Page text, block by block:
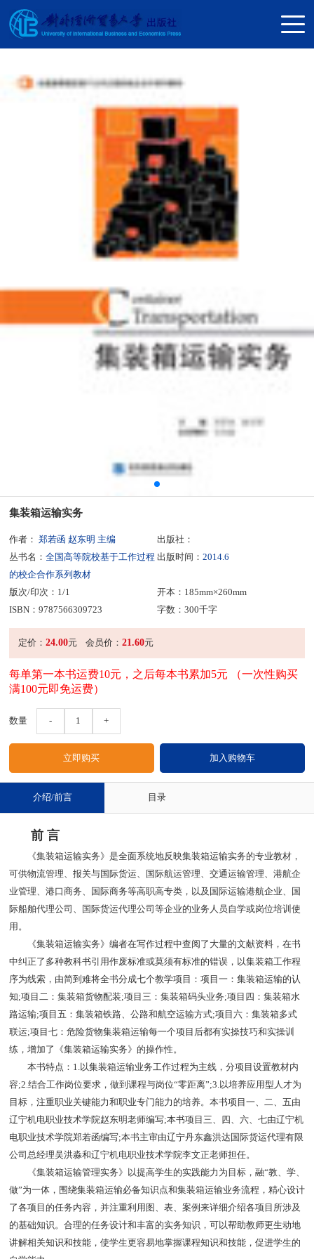
集装箱运输实务
作者： 郑若函 赵东明 主编
出版社：
丛书名： 全国高等院校基于工作过程
的校企合作系列教材
出版时间： 2014.6
版次/印次：1/1
开本：185mm×260mm
ISBN：9787566309723
字数：300千字
定价： 24.00元 会员价：21.60元
每单第一本书运费10元，之后每本书累加5元 （一次性购买
满100元即免运费）
数量 - 1 +
介绍/前言 目录
前 言
《集装箱运输实务》是全面系统地反映集装箱运输实务的专业教材，
可供物流管理、报关与国际货运、国际航运管理、交通运输管理、港航企
业管理、港口商务、国际商务等高职高专类，以及国际运输港航企业、国
际船舶代理公司、国际货运代理公司等企业的业务人员自学或岗位培训使
用。
《集装箱运输实务》编者在写作过程中查阅了大量的文献资料，在书
中纠正了多种教科书引用作废标准或莫须有标准的错误，以集装箱工作程
序为线索，由简到难将全书分成七个教学项目：项目一：集装箱运输的认
知;项目二：集装箱货物配装;项目三：集装箱码头业务;项目四：集装箱水
路运输;项目五：集装箱铁路、公路和航空运输方式;项目六：集装箱多式
联运;项目七：危险货物集装箱运输每一个项目后都有实操技巧和实操训
练，增加了《集装箱运输实务》的操作性。
本书特点：1.以集装箱运输业务工作过程为主线，分项目设置教材内
容;2.结合工作岗位要求，做到课程与岗位“零距离”;3.以培养应用型人才为
目标，注重职业关键能力和职业专门能力的培养。本书项目一、二、五由
辽宁机电职业技术学院赵东明老师编写;本书项目三、四、六、七由辽宁机
电职业技术学院郑若函编写;本书主审由辽宁丹东鑫洪达国际货运代理有限
公司总经理吴洪淼和辽宁机电职业技术学院李文正老师担任。
《集装箱运输管理实务》以提高学生的实践能力为目标，融“教、学、
做”为一体，围绕集装箱运输必备知识点和集装箱运输业务流程，精心设计
了各项目的任务内容，并注重利用图、表、案例来详细介绍各项目所涉及
的基础知识。合理的任务设计和丰富的实务知识，可以帮助教师更生动地
讲解相关知识和技能，使学生更容易地掌握课程知识和技能，促进学生的